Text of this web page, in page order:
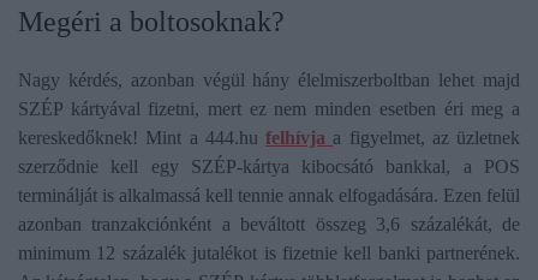
Megéri a boltosoknak?
Nagy kérdés, azonban végül hány élelmiszerboltban lehet majd
SZÉP kártyával fizetni, mert ez nem minden esetben éri meg a
kereskedőknek! Mint a 444.hu felhívja a figyelmet, az üzletnek
szerződnie kell egy SZÉP-kártya kibocsátó bankkal, a POS
terminálját is alkalmassá kell tennie annak elfogadására. Ezen felül
azonban tranzakciónként a beváltott összeg 3,6 százalékát, de
minimum 12 százalék jutalékot is fizetnie kell banki partnerének.